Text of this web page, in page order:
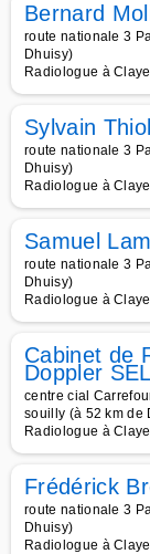
Bernard
route nationale 3
Dhuisy)
Radiologue à
Sylvain
route nationale 3
Dhuisy)
Radiologue à
Samuel
route nationale 3
Dhuisy)
Radiologue à
Cabinet de
Doppler
centre cial
souilly (à 52 km de
Radiologue à
Frédérick
route nationale 3
Dhuisy)
Radiologue à